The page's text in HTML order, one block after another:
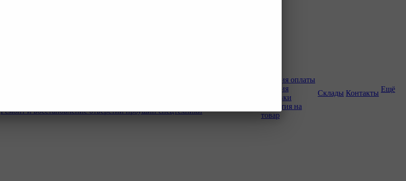
Ремонт и восстановление отверстий проушин спецтехники
Условия оплаты
Условия
доставки
Гарантия на
товар
Склады Контакты Ещё